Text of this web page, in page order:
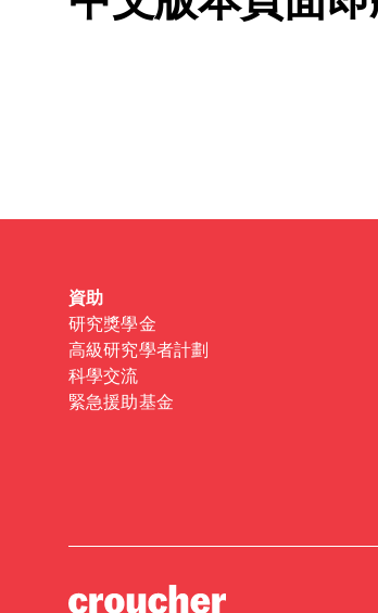
資助
研究獎學金
高級研究學者計劃
科學交流
緊急援助基金